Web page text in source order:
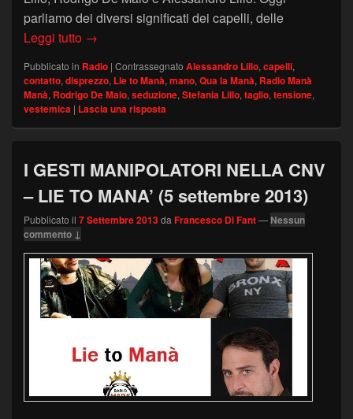
parliamo dei diversi significati dei capelli, delle
Leggi tutto IL LINGUAGGIO SEGRETO DEI CAPELLI –
→
Pubblicato in Radio | Contrassegnato Alessandro Lillo, capelli,
contatto, disprezzo, Lie to Manà, mano, Qua la Manà, Radio Manà
Manà, Rodrigo De Maio, seduzione, Stefania Lillo, taglio, tensione,
vestemica | Lascia una risposta
I GESTI MANIPOLATORI NELLA CNV
– LIE TO MANA’ (5 settembre 2013)
Pubblicato il 7 Settembre 2013da Francesco Di Fant— Nessun
commento ↓